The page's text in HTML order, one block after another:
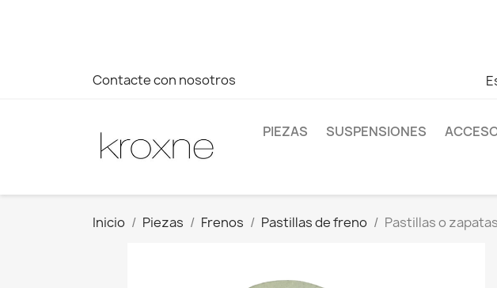
Contacte con nosotros
PIEZAS SUSPENSIONES
Inicio Piezas Frenos Pastillas de freno Pastillas o